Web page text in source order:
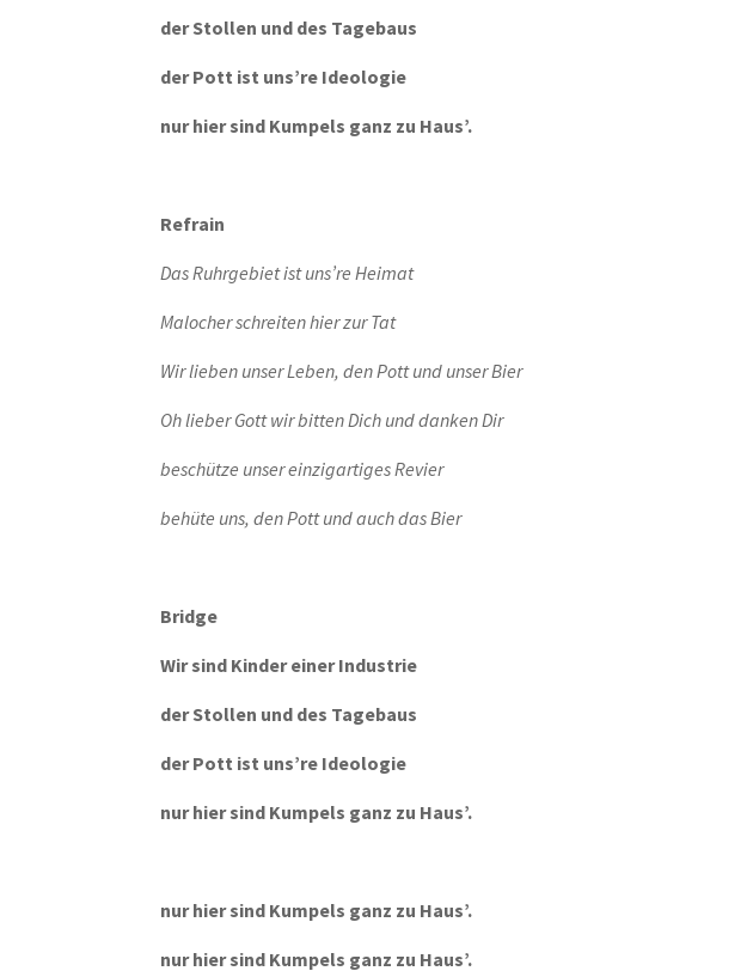
der Stollen und des Tagebaus
der Pott ist uns’re Ideologie
nur hier sind Kumpels ganz zu Haus’.
Refrain
Das Ruhrgebiet ist uns’re Heimat
Malocher schreiten hier zur Tat
Wir lieben unser Leben, den Pott und unser Bier
Oh lieber Gott wir bitten Dich und danken Dir
beschütze unser einzigartiges Revier
behüte uns, den Pott und auch das Bier
Bridge
Wir sind Kinder einer Industrie
der Stollen und des Tagebaus
der Pott ist uns’re Ideologie
nur hier sind Kumpels ganz zu Haus’.
nur hier sind Kumpels ganz zu Haus’.
nur hier sind Kumpels ganz zu Haus’.